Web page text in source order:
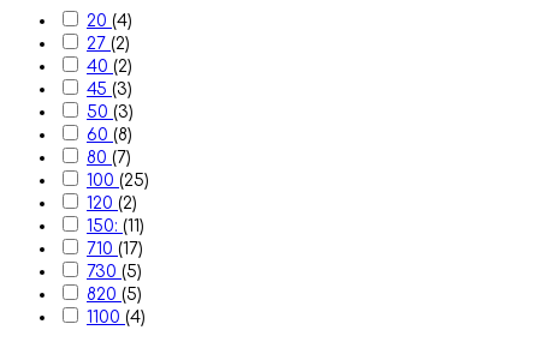
20 (4)
27 (2)
40 (2)
45 (3)
50 (3)
60 (8)
80 (7)
100 (25)
120 (2)
150: (11)
710 (17)
730 (5)
820 (5)
1100 (4)